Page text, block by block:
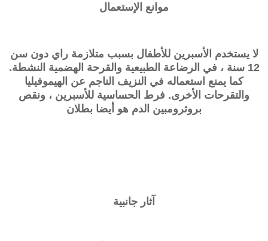
موانع الإستعمال
لا يستخدم الأسبرين للأطفال بسبب متلازمة راي دون سن
12 سنة ، في الرضاعة الطبيعية والقرحة الهضمية النشطة.
كما يمنع استعماله في النزيف الناجم عن الهيموفيليا
والتقرحات الأخرى. فرط الحساسية للأسبرين ، ونقص
بروثرومبين الدم هو أيضا بطلان
آثار جانبية